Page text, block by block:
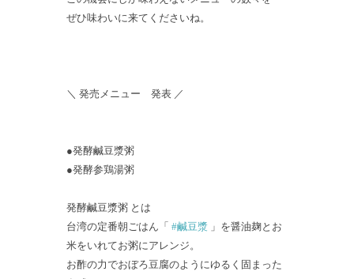
ぜひ味わいに来てくださいね。
＼ 発売メニュー 発表 ／
●発酵鹹豆漿粥
●発酵参鶏湯粥
発酵鹹豆漿粥 とは
台湾の定番朝ごはん「 #鹹豆漿 」を醤油麹とお
米をいれてお粥にアレンジ。
お酢の力でおぼろ豆腐のようにゆるく固まった